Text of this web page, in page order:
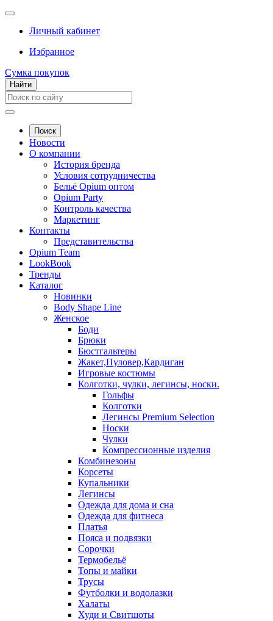
Личный кабинет
Избранное
Сумка покупок
Найти
Поиск
Новости
О компании
История бренда
Условия сотрудничества
Бельё Opium оптом
Opium Party
Контроль качества
Маркетинг
Контакты
Представительства
Opium Team
LookBook
Тренды
Каталог
Новинки
Body Shape Line
Женское
Боди
Брюки
Бюстгальтеры
Жакет,Пуловер,Кардиган
Игровые костюмы
Колготки, чулки, легинсы, носки.
Гольфы
Колготки
Легинсы Premium Selection
Носки
Чулки
Компрессионные изделия
Комбинезоны
Корсеты
Купальники
Легинсы
Одежда для дома и сна
Одежда для фитнеса
Платья
Пояса и подвязки
Сорочки
Термобельё
Топы и майки
Трусы
Футболки и водолазки
Халаты
Худи и Свитшоты